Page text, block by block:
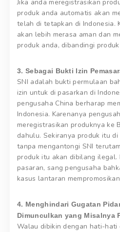
Jika anda meregistrasikan
produk anda automatis akan
telah di tetapkan di Indonesia.
akan lebih merasa aman dan
produk anda, dibandingi
3. Sebagai Bukti Izin
SNI adalah bukti permulaan
izin untuk di pasarkan di
pengusaha China berharap
Indonesia. Karenanya
meregistrasikan produknya ke
dahulu. Sekiranya produk itu
tanpa mengantongi SNI
produk itu akan dibilang ilegal.
pasaran, sang pengusaha
kasus lantaran
4. Menghindari Gugatan
Dimunculkan yang Misalnya
Walau dibikin dengan hati-hati